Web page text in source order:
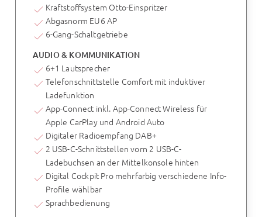
Kraftstoffsystem Otto-Einspritzer
Abgasnorm EU6 AP
6-Gang-Schaltgetriebe
AUDIO & KOMMUNIKATION
6+1 Lautsprecher
Telefonschnittstelle Comfort mit induktiver
Ladefunktion
App-Connect inkl. App-Connect Wireless für
Apple CarPlay und Android Auto
Digitaler Radioempfang DAB+
2 USB-C-Schnittstellen vorn 2 USB-C-
Ladebuchsen an der Mittelkonsole hinten
Digital Cockpit Pro mehrfarbig verschiedene Info-
Profile wählbar
Sprachbedienung